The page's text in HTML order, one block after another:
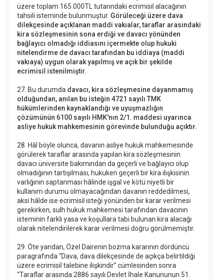
üzere toplam 165.000TL tutarındaki ecrimisil alacağının
tahsili isteminde bulunmuştur. Görüleceği üzere dava
dilekçesinde açıklanan maddi vakıalar, taraflar arasındaki
kira sözleşmesinin sona erdiği ve davacı yönünden
bağlayıcı olmadığı iddiasını içermekte olup hukuki
nitelendirme de davacı tarafından bu iddiaya (maddi
vakıaya) uygun olarak yapılmış ve açık bir şekilde
ecrimisil istenilmiştir.
27. Bu durumda davacı, kira sözleşmesine dayanmamış
olduğundan, anılan bu isteğin 4721 sayılı TMK
hükümlerinden kaynaklandığı ve uyuşmazlığın
çözümünün 6100 sayılı HMK'nın 2/1. maddesi uyarınca
asliye hukuk mahkemesinin görevinde bulunduğu açıktır.
28. Hâl böyle olunca, davanın asliye hukuk mahkemesinde
görülerek taraflar arasında yapılan kira sözleşmesinin
davacı üniversite bakımından da geçerli ve bağlayıcı olup
olmadığının tartışılması, hukuken geçerli bir kira ilişkisinin
varlığının saptanması hâlinde işgal ve kötü niyetli bir
kullanım durumu olmayacağından davanın reddedilmesi,
aksi hâlde ise ecrimisil isteği yönünden bir karar verilmesi
gerekirken, sulh hukuk mahkemesi tarafından davacının
isteminin farklı yasa ve koşullara tabi bulunan kira alacağı
olarak nitelendirilerek karar verilmesi doğru görülmemiştir.
29. Öte yandan, Özel Dairenin bozma kararının dördüncü
paragrafında “Dava, dava dilekçesinde de açıkça belirtildiği
üzere ecrimisil talebine ilişkindir” cümlesinden sonra
“Taraflar arasında 2886 sayılı Devlet İhale Kanununun 51.